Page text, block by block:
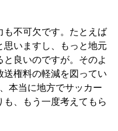
不可欠です。たとえば
思いますし、もっと地元
良いのですが。そのよ
送権料の軽減を図ってい
本当に地方でサッカー
、もう一度考えてもら